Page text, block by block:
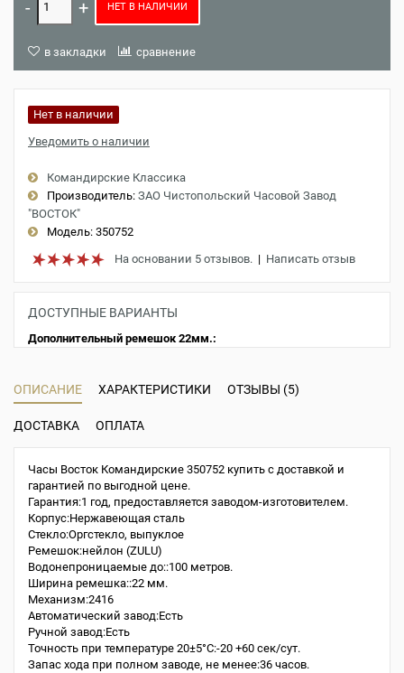
НЕТ В НАЛИЧИИ
в закладки сравнение
Нет в наличии
Уведомить о наличии
Командирские Классика
Производитель: ЗАО Чистопольский Часовой Завод
"ВОСТОК"
Модель: 350752
На основании 5 отзывов. | Написать отзыв
ДОСТУПНЫЕ ВАРИАНТЫ
Дополнительный ремешок 22мм.:
ОПИСАНИЕ ХАРАКТЕРИСТИКИ ОТЗЫВЫ (5)
ДОСТАВКА ОПЛАТА
Часы Восток Командирские 350752 купить с доставкой и
гарантией по выгодной цене.
Гарантия:1 год, предоставляется заводом-изготовителем.
Корпус:Нержавеющая сталь
Стекло:Оргстекло, выпуклое
Ремешок:нейлон (ZULU)
Водонепроницаемые до::100 метров.
Ширина ремешка::22 мм.
Механизм:2416
Автоматический завод:Есть
Ручной завод:Есть
Точность при температуре 20±5°С:-20 +60 сек/сут.
Запас хода при полном заводе, не менее:36 часов.